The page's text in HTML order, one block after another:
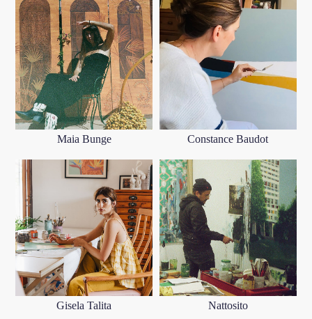
Maia Bunge Constance Baudot
Gisela Talita Nattosito